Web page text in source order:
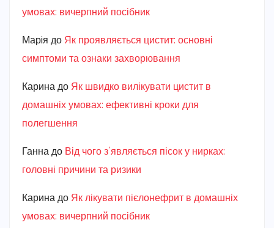
умовах: вичерпний посібник
Марiя до Як проявляється цистит: основні
симптоми та ознаки захворювання
Карина до Як швидко вилікувати цистит в
домашніх умовах: ефективні кроки для
полегшення
Ганна до Від чого з’являється пісок у нирках:
головні причини та ризики
Карина до Як лікувати пієлонефрит в домашніх
умовах: вичерпний посібник